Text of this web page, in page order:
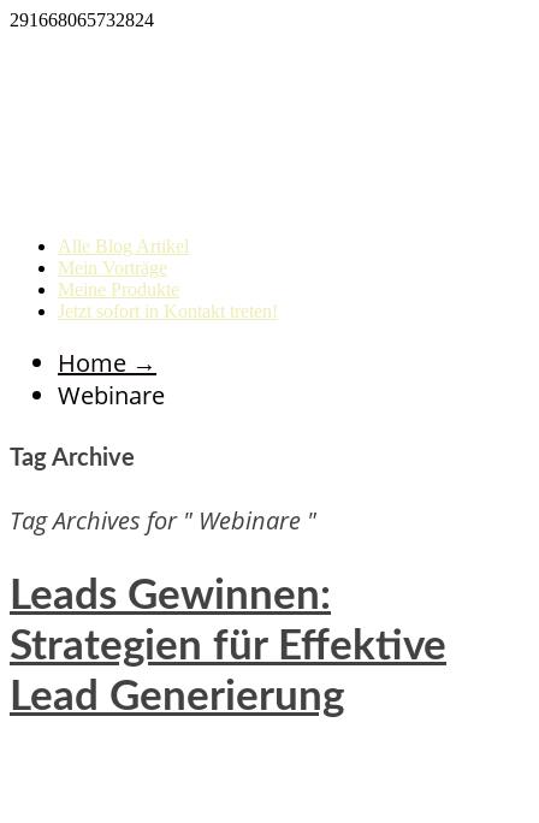
291668065732824
Alle Blog Artikel
Mein Vorträge
Meine Produkte
Jetzt sofort in Kontakt treten!
Home →
Webinare
Tag Archive
Tag Archives for " Webinare "
Leads Gewinnen:
Strategien für Effektive
Lead Generierung